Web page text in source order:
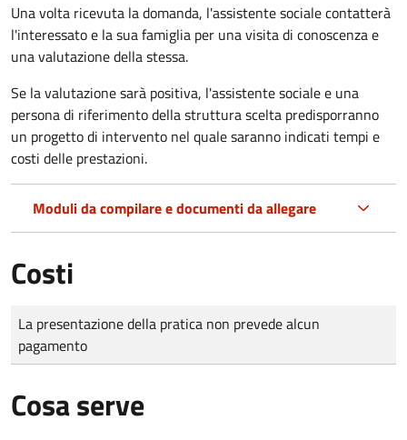
Una volta ricevuta la domanda, l'assistente sociale contatterà
l'interessato e la sua famiglia per una visita di conoscenza e
una valutazione della stessa.
Se la valutazione sarà positiva, l'assistente sociale e una
persona di riferimento della struttura scelta predisporranno
un progetto di intervento nel quale saranno indicati tempi e
costi delle prestazioni.
Moduli da compilare e documenti da allegare
Costi
Tipo di pagamento
Importo
La presentazione della pratica non prevede alcun
pagamento
Cosa serve